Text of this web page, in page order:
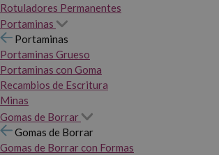
Rotuladores Permanentes
Portaminas
Portaminas
Portaminas Grueso
Portaminas con Goma
Recambios de Escritura
Minas
Gomas de Borrar
Gomas de Borrar
Gomas de Borrar con Formas